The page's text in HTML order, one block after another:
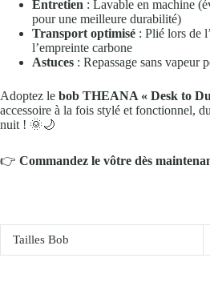
Entretien : Lavable en machine
pour une meilleure durabilité)
Transport optimisé : Plié lors de
l’empreinte carbone
Astuces : Repassage sans vapeur
Adoptez le bob THEANA « Desk to
accessoire à la fois stylé et fonctionnel,
nuit ! 🌞🌙
👉 Commandez le vôtre dès
Tailles Bob